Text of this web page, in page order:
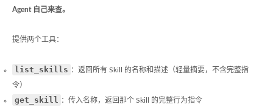
Agent 自己来查。
提供两个工具：
list_skills ：返回所有 Skill 的名称和描述（轻量摘要，不含完整指
令）
get_skill ：传入名称，返回那个 Skill 的完整行为指令